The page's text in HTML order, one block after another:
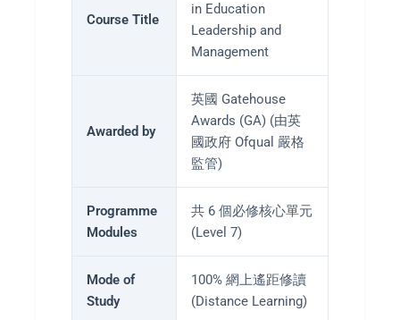
Course Title
in Education
Leadership and
Management
Awarded by
英國 Gatehouse
Awards (GA) (由英
國政府 Ofqual 嚴格
監管)
Programme
Modules
共 6 個必修核心單元
(Level 7)
Mode of
Study
100% 網上遙距修讀
(Distance Learning)